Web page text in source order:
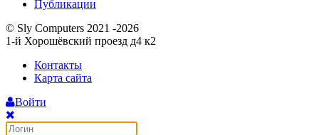
Публикации
© Sly Computers 2021 -2026
1-й Хорошёвский проезд д4 к2
Контакты
Карта сайта
Войти